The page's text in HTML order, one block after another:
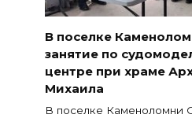
В поселке
занятие по
центре при храме
Михаила
В поселке Каменоломни